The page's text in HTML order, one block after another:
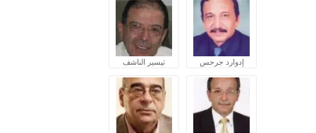
إدوارد جرجس تيسير الناشف